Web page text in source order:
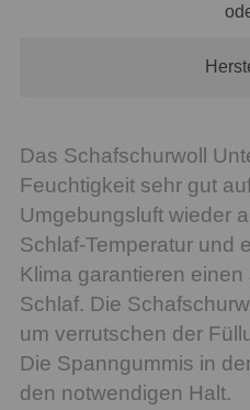
Das Schafschurwoll
Feuchtigkeit sehr gut
Umgebungsluft wieder
Schlaf-Temperatur und
Klima garantieren
Schlaf. Die
um verrutschen der
Die Spanngummis in
den notwendigen Halt.